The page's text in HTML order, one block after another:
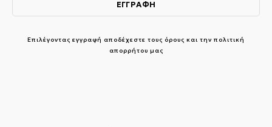
Επιλέγοντας εγγραφή αποδέχεστε τους όρους και την πολιτική
απορρήτου μας